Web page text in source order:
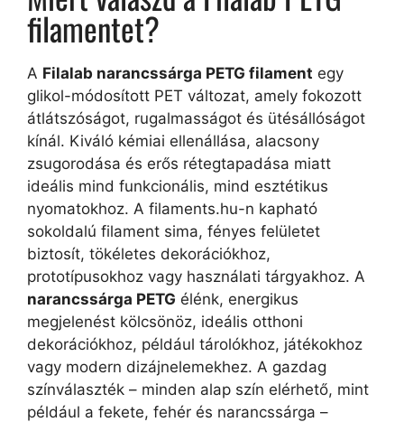
filamentet?
A Filalab narancssárga PETG filament egy
glikol-módosított PET változat, amely fokozott
átlátszóságot, rugalmasságot és ütésállóságot
kínál. Kiváló kémiai ellenállása, alacsony
zsugorodása és erős rétegtapadása miatt
ideális mind funkcionális, mind esztétikus
nyomatokhoz. A filaments.hu-n kapható
sokoldalú filament sima, fényes felületet
biztosít, tökéletes dekorációkhoz,
prototípusokhoz vagy használati tárgyakhoz. A
narancssárga PETG élénk, energikus
megjelenést kölcsönöz, ideális otthoni
dekorációkhoz, például tárolókhoz, játékokhoz
vagy modern dizájnelemekhez. A gazdag
színválaszték – minden alap szín elérhető, mint
például a fekete, fehér és narancssárga –